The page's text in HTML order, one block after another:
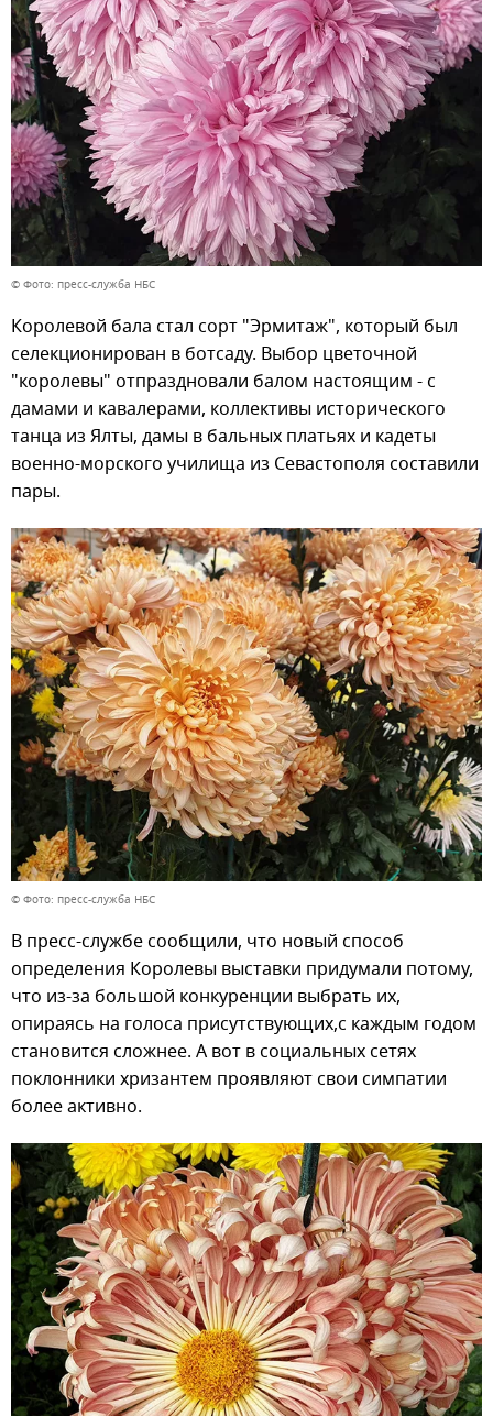
© Фото: пресс-служба НБС
Королевой бала стал сорт "Эрмитаж", который был
селекционирован в ботсаду. Выбор цветочной
"королевы" отпраздновали балом настоящим - с
дамами и кавалерами, коллективы исторического
танца из Ялты, дамы в бальных платьях и кадеты
военно-морского училища из Севастополя составили
пары.
© Фото: пресс-служба НБС
В пресс-службе сообщили, что новый способ
определения Королевы выставки придумали потому,
что из-за большой конкуренции выбрать их,
опираясь на голоса присутствующих,с каждым годом
становится сложнее. А вот в социальных сетях
поклонники хризантем проявляют свои симпатии
более активно.